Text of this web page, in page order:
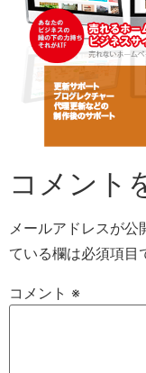
コメント
メールアドレスが公
ている欄は必須項目
コメント ※